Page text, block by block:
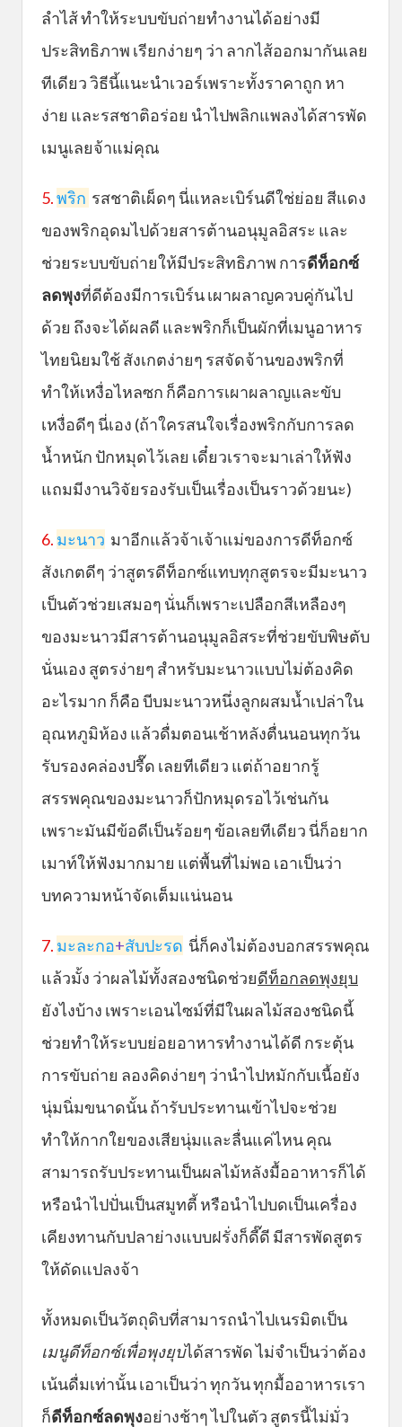
ลำไส้ ทำให้ระบบขับถ่ายทำงานได้อย่างมี
ประสิทธิภาพ เรียกง่ายๆ ว่า ลากไส้ออกมากันเลย
ทีเดียว วิธีนี้แนะนำเวอร์เพราะทั้งราคาถูก หา
ง่าย และรสชาติอร่อย นำไปพลิกแพลงได้สารพัด
เมนูเลยจ้าแม่คุณ
5.พริก รสชาติเผ็ดๆ นี่แหละเบิร์นดีใช่ย่อย สีแดง
ของพริกอุดมไปด้วยสารต้านอนุมูลอิสระ และ
ช่วยระบบขับถ่ายให้มีประสิทธิภาพ การดีท็อกซ์
ลดพุงที่ดีต้องมีการเบิร์น เผาผลาญควบคู่กันไป
ด้วย ถึงจะได้ผลดี และพริกก็เป็นผักที่เมนูอาหาร
ไทยนิยมใช้ สังเกตง่ายๆ รสจัดจ้านของพริกที่
ทำให้เหงื่อไหลซก ก็คือการเผาผลาญและขับ
เหงื่อดีๆ นี่เอง (ถ้าใครสนใจเรื่องพริกกับการลด
น้ำหนัก ปักหมุดไว้เลย เดี๋ยวเราจะมาเล่าให้ฟัง
แถมมีงานวิจัยรองรับเป็นเรื่องเป็นราวด้วยนะ)
6. มะนาว มาอีกแล้วจ้าเจ้าแม่ของการดีท็อกซ์
สังเกตดีๆ ว่าสูตรดีท็อกซ์แทบทุกสูตรจะมีมะนาว
เป็นตัวช่วยเสมอๆ นั่นก็เพราะเปลือกสีเหลืองๆ
ของมะนาวมีสารต้านอนุมูลอิสระที่ช่วยขับพิษตับ
นั่นเอง สูตรง่ายๆ สำหรับมะนาวแบบไม่ต้องคิด
อะไรมาก ก็คือ บีบมะนาวหนึ่งลูกผสมน้ำเปล่าใน
อุณหภูมิห้อง แล้วดื่มตอนเช้าหลังตื่นนอนทุกวัน
รับรองคล่องปรื๊ด เลยทีเดียว แต่ถ้าอยากรู้
สรรพคุณของมะนาวก็ปักหมุดรอไว้เช่นกัน
เพราะมันมีข้อดีเป็นร้อยๆ ข้อเลยทีเดียว นี่ก็อยาก
เมาท์ให้ฟังมากมาย แต่พื้นที่ไม่พอ เอาเป็นว่า
บทความหน้าจัดเต็มแน่นอน
7. มะละกอ+สับปะรด นี่ก็คงไม่ต้องบอกสรรพคุณ
แล้วมั้ง ว่าผลไม้ทั้งสองชนิดช่วยดีท็อกลดพุงยุบ
ยังไงบ้าง เพราะเอนไซม์ที่มีในผลไม้สองชนิดนี้
ช่วยทำให้ระบบย่อยอาหารทำงานได้ดี กระตุ้น
การขับถ่าย ลองคิดง่ายๆ ว่านำไปหมักกับเนื้อยัง
นุ่มนิ่มขนาดนั้น ถ้ารับประทานเข้าไปจะช่วย
ทำให้กากใยของเสียนุ่มและลื่นแค่ไหน คุณ
สามารถรับประทานเป็นผลไม้หลังมื้ออาหารก็ได้
หรือนำไปปั่นเป็นสมูทตี้ หรือนำไปบดเป็นเครื่อง
เคียงทานกับปลาย่างแบบฝรั่งก็ดี๊ดี มีสารพัดสูตร
ให้ดัดแปลงจ้า
ทั้งหมดเป็นวัตถุดิบที่สามารถนำไปเนรมิตเป็น
เมนูดีท็อกซ์เพื่อพุงยุบได้สารพัด ไม่จำเป็นว่าต้อง
เน้นดื่มเท่านั้น เอาเป็นว่า ทุกวัน ทุกมื้ออาหารเรา
ก็ดีท็อกซ์ลดพุงอย่างช้าๆ ไปในตัว สูตรนี้ไม่มั่ว